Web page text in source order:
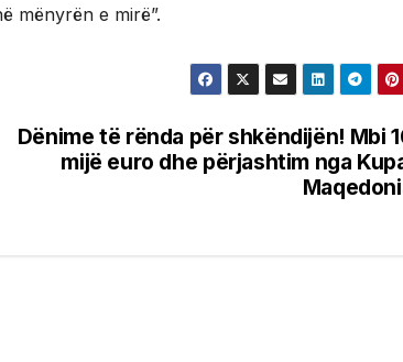
mënyrën e mirë”.
Dënime të rënda për shkëndijën! Mbi
mijë euro dhe përjashtim nga